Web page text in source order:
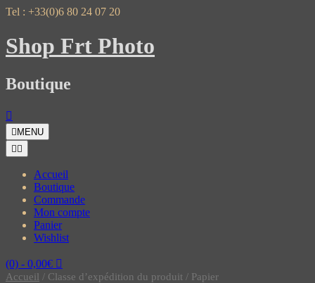
Skip
content
Tel : +33(0)6 80 24 07 20
Shop Frt Photo
Boutique
MENU
Accueil
Boutique
Commande
Mon compte
Panier
Wishlist
(0) - 0,00€
Accueil / Classe d’expédition du produit / Papier